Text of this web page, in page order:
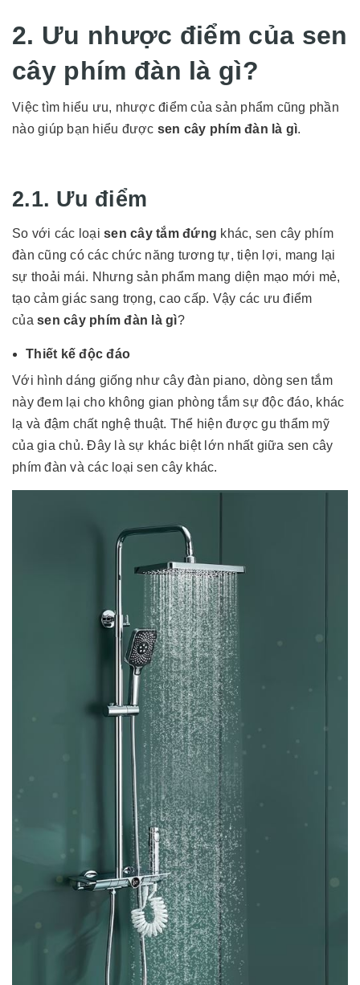
2. Ưu nhược điểm của sen
cây phím đàn là gì?
Việc tìm hiểu ưu, nhược điểm của sản phẩm cũng phần
nào giúp bạn hiểu được sen cây phím đàn là gì.
2.1. Ưu điểm
So với các loại sen cây tắm đứng khác, sen cây phím
đàn cũng có các chức năng tương tự, tiện lợi, mang lại
sự thoải mái. Nhưng sản phẩm mang diện mạo mới mẻ,
tạo cảm giác sang trọng, cao cấp. Vậy các ưu điểm
của sen cây phím đàn là gì?
Thiết kế độc đáo
Với hình dáng giống như cây đàn piano, dòng sen tắm
này đem lại cho không gian phòng tắm sự độc đáo, khác
lạ và đậm chất nghệ thuật. Thể hiện được gu thẩm mỹ
của gia chủ. Đây là sự khác biệt lớn nhất giữa sen cây
phím đàn và các loại sen cây khác.